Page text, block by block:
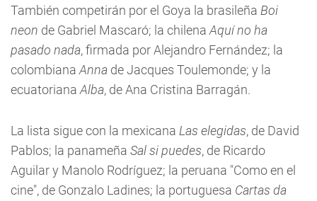
También competirán por el Goya la brasileña Boi
neon de Gabriel Mascaró; la chilena Aquí no ha
pasado nada, firmada por Alejandro Fernández; la
colombiana Anna de Jacques Toulemonde; y la
ecuatoriana Alba, de Ana Cristina Barragán.
La lista sigue con la mexicana Las elegidas, de David
Pablos; la panameña Sal si puedes, de Ricardo
Aguilar y Manolo Rodríguez; la peruana "Como en el
cine", de Gonzalo Ladines; la portuguesa Cartas da